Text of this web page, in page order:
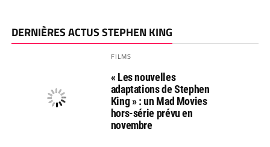
DERNIÈRES ACTUS STEPHEN KING
FILMS
« Les nouvelles
adaptations de Stephen
King » : un Mad Movies
hors-série prévu en
novembre